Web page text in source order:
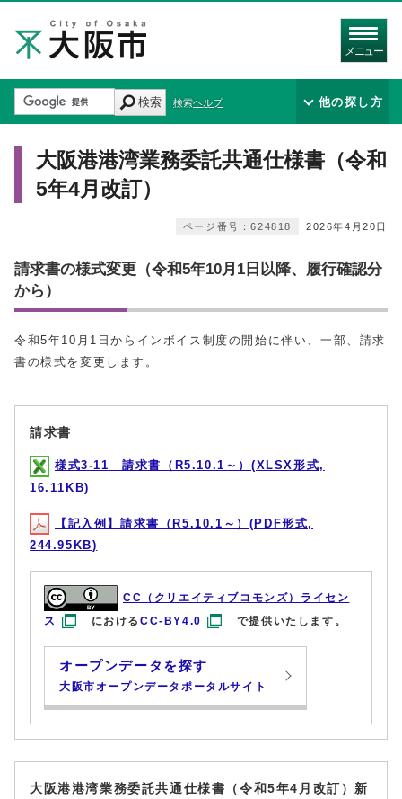
メニュー
検索 検索ヘルプ 他の探し方
大阪港港湾業務委託共通仕様書（令和
5年4月改訂）
2026年4月20日
ページ番号：624818
請求書の様式変更（令和5年10月1日以降、履行確認分
から）
令和5年10月1日からインボイス制度の開始に伴い、一部、請求
書の様式を変更します。
請求書
様式3-11 請求書（R5.10.1～）(XLSX形式,
16.11KB)
【記入例】請求書（R5.10.1～）(PDF形式,
244.95KB)
CC（クリエイティブコモンズ）ライセン
ス
におけるCC-BY4.0 で提供いたします。
オープンデータを探す
大阪市オープンデータポータルサイト
大阪港港湾業務委託共通仕様書（令和5年4月改訂）新